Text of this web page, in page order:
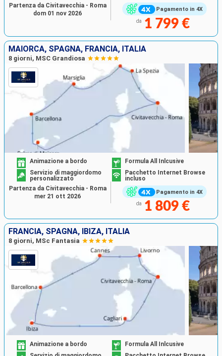
Pagamento in 4X
da 1 799 €
Partenza da Civitavecchia - Roma
dom 01 nov 2026
MAIORCA, SPAGNA, FRANCIA, ITALIA
8 giorni, MSC Grandiosa
Pagamento in 4X
Animazione a bordo
Formula All Inlcusive
Servizio di maggiordomo
personalizzato
Pacchetto Internet Browse
incluso
da 1 809 €
Partenza da Civitavecchia - Roma
mer 21 ott 2026
FRANCIA, SPAGNA, IBIZA, ITALIA
8 giorni, MSc Fantasia
Animazione a bordo
Formula All Inlcusive